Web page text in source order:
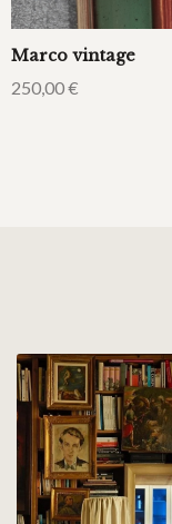
Marco vintage
250,00€